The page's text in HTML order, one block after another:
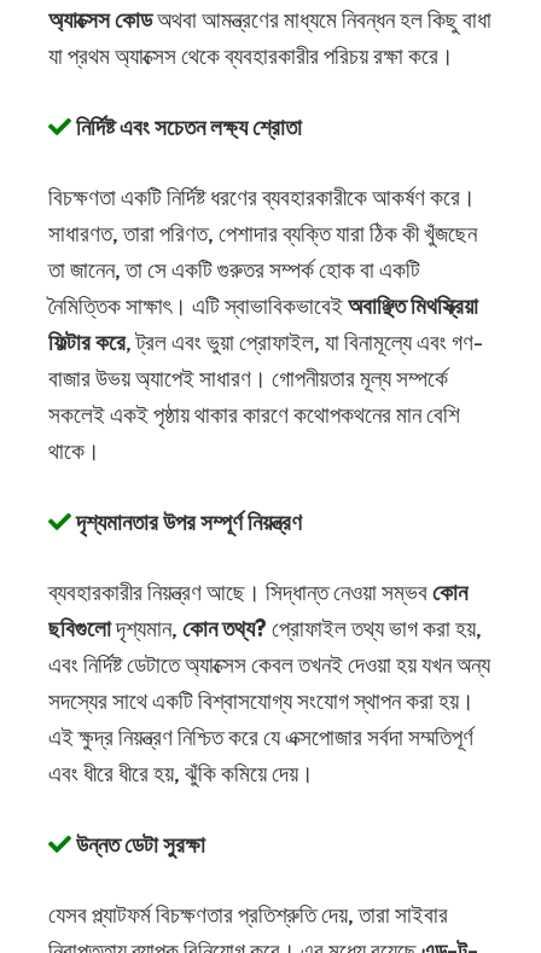
অ্যাক্সেস কোডঅথবা আমন্ত্রণের মাধ্যমে নিবন্ধন হল কিছু বাধা
যা প্রথম অ্যাক্সেস থেকে ব্যবহারকারীর পরিচয় রক্ষা করে।
নির্দিষ্ট এবং সচেতন লক্ষ্য শ্রোতা
বিচক্ষণতা একটি নির্দিষ্ট ধরণের ব্যবহারকারীকে আকর্ষণ করে।
সাধারণত, তারা পরিণত, পেশাদার ব্যক্তি যারা ঠিক কী খুঁজছেন
তা জানেন, তা সে একটি গুরুতর সম্পর্ক হোক বা একটি
নৈমিত্তিক সাক্ষাৎ। এটি স্বাভাবিকভাবেইঅবাঞ্ছিত মিথস্ক্রিয়া
ফিল্টার করে, ট্রল এবং ভুয়া প্রোফাইল, যা বিনামূল্যে এবং গণ-
বাজার উভয় অ্যাপেই সাধারণ। গোপনীয়তার মূল্য সম্পর্কে
সকলেই একই পৃষ্ঠায় থাকার কারণে কথোপকথনের মান বেশি
থাকে।
দৃশ্যমানতার উপর সম্পূর্ণ নিয়ন্ত্রণ
ব্যবহারকারীর নিয়ন্ত্রণ আছে। সিদ্ধান্ত নেওয়া সম্ভবকোন
ছবিগুলোদৃশ্যমান,কোন তথ্য? প্রোফাইল তথ্য ভাগ করা হয়,
এবং নির্দিষ্ট ডেটাতে অ্যাক্সেস কেবল তখনই দেওয়া হয় যখন অন্য
সদস্যের সাথে একটি বিশ্বাসযোগ্য সংযোগ স্থাপন করা হয়।
এই ক্ষুদ্র নিয়ন্ত্রণ নিশ্চিত করে যে এক্সপোজার সর্বদা সম্মতিপূর্ণ
এবং ধীরে ধীরে হয়, ঝুঁকি কমিয়ে দেয়।
উন্নত ডেটা সুরক্ষা
যেসব প্ল্যাটফর্ম বিচক্ষণতার প্রতিশ্রুতি দেয়, তারা সাইবার